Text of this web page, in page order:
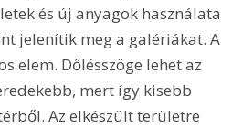
és új anyagok használata
jelenítik meg a galériákat. A
elem. Dőlésszöge lehet az
mert így kisebb
Az elkészült területre